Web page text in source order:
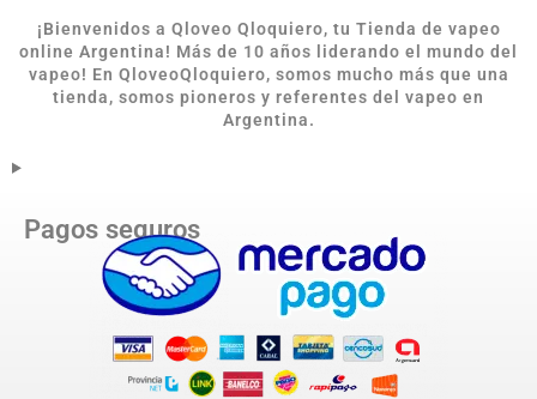
¡Bienvenidos a Qloveo Qloquiero, tu Tienda de vapeo
online Argentina! Más de 10 años liderando el mundo del
vapeo! En QloveoQloquiero, somos mucho más que una
tienda, somos pioneros y referentes del vapeo en
Argentina.
Pagos seguros